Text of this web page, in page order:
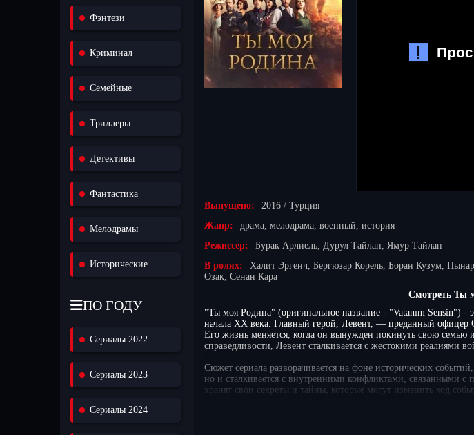
Фэнтези
Криминал
Семейные
Триллеры
Детективы
Фантастика
Мелодрамы
Исторические
ПО ГОДУ
Сериалы 2022
Сериалы 2023
Сериалы 2024
Выпущено:
2016 / Турция
Жанр:
драма, мелодрама, военный, история
Режиссер:
Бурак Арлиель, Дурул Тайлан, Ямур Тайлан
В ролях:
Халит Эргенч, Бергюзар Корель, Боран Кузум,
Озак, Сенан Кара
Смотреть Ты
"Ты моя Родина" (оригинальное название - "Vatanım Sensin") -
начала XX века. Главный герой, Левент, — преданный офицер
Его жизнь меняется, когда он вынужден покинуть свою семью
справедливости, Левент сталкивается с жестокими
Сюжет сериала разворачивается на фоне исторических
но и сталкивается с внутренними конфликтами, связанными
хранят свои секреты и тайны, которые могут изменить ход
стойкости и поисках своего места в мире, наполненная
предлагаем смотреть Ты моя Родина турецкий сериал на